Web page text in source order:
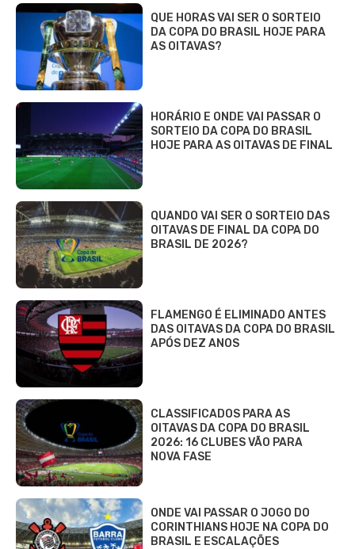
QUE HORAS VAI SER O SORTEIO
DA COPA DO BRASIL HOJE PARA
AS OITAVAS?
HORÁRIO E ONDE VAI PASSAR O
SORTEIO DA COPA DO BRASIL
HOJE PARA AS OITAVAS DE FINAL
QUANDO VAI SER O SORTEIO DAS
OITAVAS DE FINAL DA COPA DO
BRASIL DE 2026?
FLAMENGO É ELIMINADO ANTES
DAS OITAVAS DA COPA DO BRASIL
APÓS DEZ ANOS
CLASSIFICADOS PARA AS
OITAVAS DA COPA DO BRASIL
2026: 16 CLUBES VÃO PARA
NOVA FASE
ONDE VAI PASSAR O JOGO DO
CORINTHIANS HOJE NA COPA DO
BRASIL E ESCALAÇÕES